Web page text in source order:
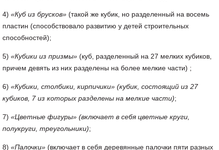
4) «Куб из брусков» (такой же кубик, но разделенный на восемь
пластин (способствовало развитию у детей строительных
способностей);
5) «Кубики из призмы» (куб, разделенный на 27 мелких кубиков,
причем девять из них разделены на более мелкие части) ;
6) «Кубики, столбики, кирпичики» (кубик, состоящий из 27
кубиков, 7 из которых разделены на мелкие части);
7) «Цветные фигуры» (включает в себя цветные круги,
полукруги, треугольники);
8) «Палочки» (включает в себя деревянные палочки пяти разных